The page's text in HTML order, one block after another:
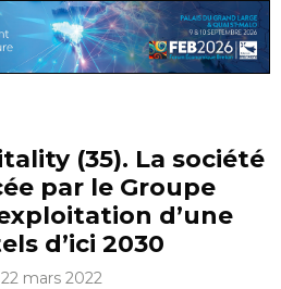
(35). La société
par le Groupe
d’une
d’ici 2030
mars 2022